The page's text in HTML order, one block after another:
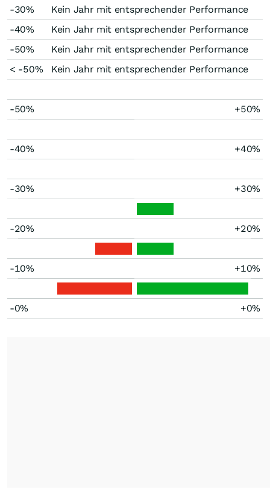
-30%
Kein Jahr mit entsprechender Performance
-40%
Kein Jahr mit entsprechender Performance
-50%
Kein Jahr mit entsprechender Performance
< -50%
Kein Jahr mit entsprechender Performance
-50% +50%
-40% +40%
-30% +30%
-20% +20%
-10% +10%
-0% +0%